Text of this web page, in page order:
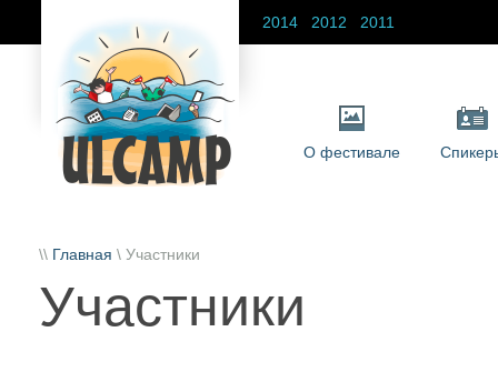
2014 2012 2011
О фестивале
\\ Главная \ Участники
Участники